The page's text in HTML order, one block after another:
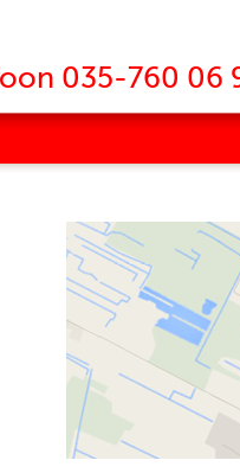
035-760 06